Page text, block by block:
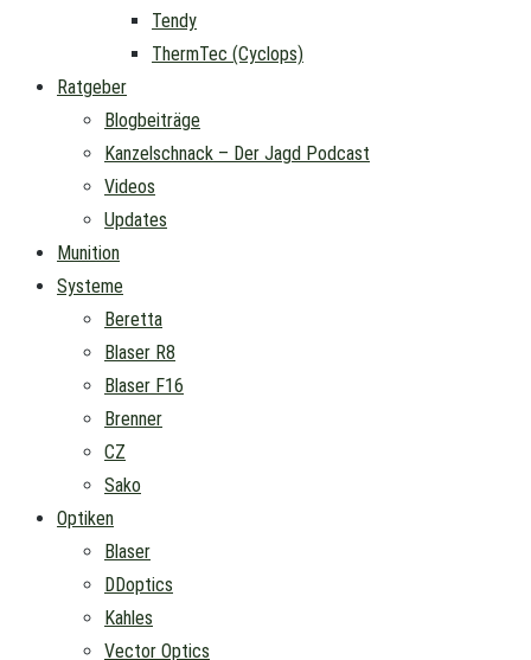
Tendy
ThermTec (Cyclops)
Ratgeber
Blogbeiträge
Kanzelschnack – Der Jagd Podcast
Videos
Updates
Munition
Systeme
Beretta
Blaser R8
Blaser F16
Brenner
CZ
Sako
Optiken
Blaser
DDoptics
Kahles
Vector Optics